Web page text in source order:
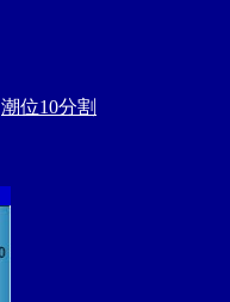
潮位10分割